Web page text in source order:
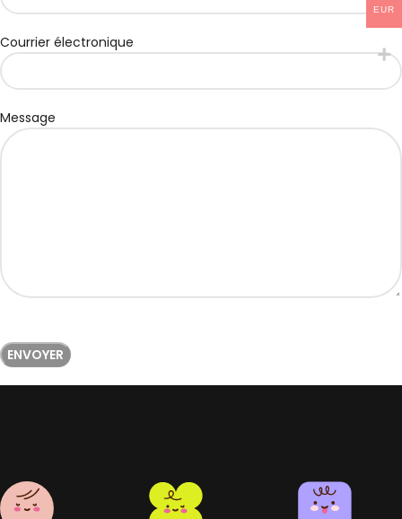
Courrier électronique
Message
EUR